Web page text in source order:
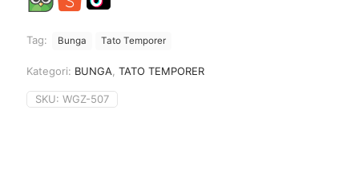
Tag: Bunga Tato Temporer
Kategori: BUNGA TATO TEMPORER
SKU: WGZ-507